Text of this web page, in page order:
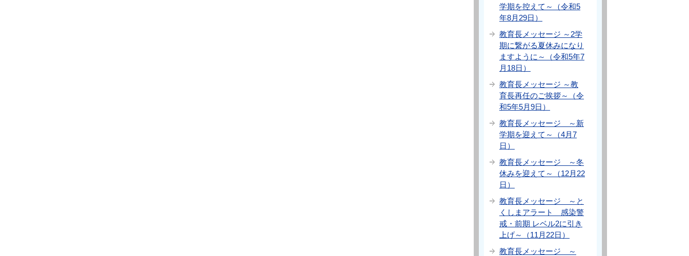
学期を控えて～（令和5
年8月29日）
教育長メッセージ ～2学
期に繋がる夏休みになり
ますように～（令和5年7
月18日）
教育長メッセージ ～教
育長再任のご挨拶～（令
和5年5月9日）
教育長メッセージ ～新
学期を迎えて～（4月7
日）
教育長メッセージ ～冬
休みを迎えて～（12月22
日）
教育長メッセージ ～と
くしまアラート 感染警
戒・前期 レベル2に引き
上げ～（11月22日）
教育長メッセージ ～